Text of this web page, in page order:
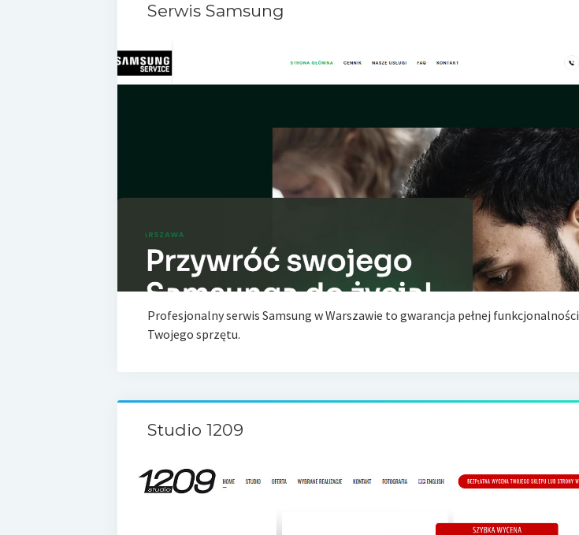
Serwis Samsung
Profesjonalny serwis Samsung w Warszawie to gwarancja pełnej funkcjonalności
Twojego sprzętu.
Studio 1209